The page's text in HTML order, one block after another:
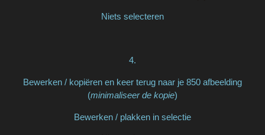
Niets selecteren
4.
Bewerken / kopiëren en keer terug naar je 850 afbeelding
(minimaliseer de kopie)
Bewerken / plakken in selectie